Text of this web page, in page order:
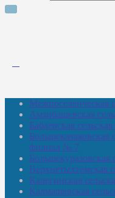
Межпоселенческая
Амзибашевская
Бабаевская
Большекачаковская
филиал № 7
Верхнетыхтемская
Калегинская
Калмашевская